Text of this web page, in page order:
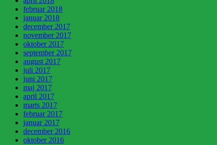
februar 2018
januar 2018
december 2017
november 2017
oktober 2017
september 2017
august 2017
juli 2017
juni 2017
maj 2017
april 2017
marts 2017
februar 2017
januar 2017
december 2016
oktober 2016